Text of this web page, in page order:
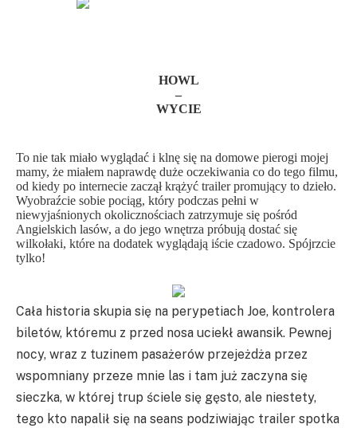
HOWL
–
WYCIE
To nie tak miało wyglądać i klnę się na domowe pierogi mojej
mamy, że miałem naprawdę duże oczekiwania co do tego filmu,
od kiedy po internecie zaczął krążyć trailer promujący to dzieło.
Wyobraźcie sobie pociąg, który podczas pełni w
niewyjaśnionych okolicznościach zatrzymuje się pośród
Angielskich lasów, a do jego wnętrza próbują dostać się
wilkołaki, które na dodatek wyglądają iście czadowo. Spójrzcie
tylko!
Cała historia skupia się na perypetiach Joe, kontrolera
biletów, któremu z przed nosa uciekł awansik. Pewnej
nocy, wraz z tuzinem pasażerów przejeżdża przez
wspomniany przeze mnie las i tam już zaczyna się
sieczka, w której trup ściele się gęsto, ale niestety,
tego kto napalił się na seans podziwiając trailer spotka